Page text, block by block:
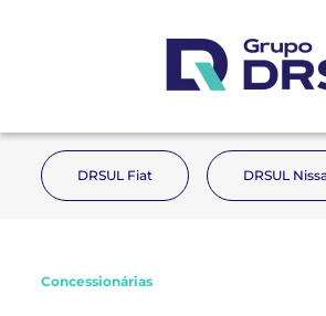
DRSUL Fiat DRSUL
Concessionárias